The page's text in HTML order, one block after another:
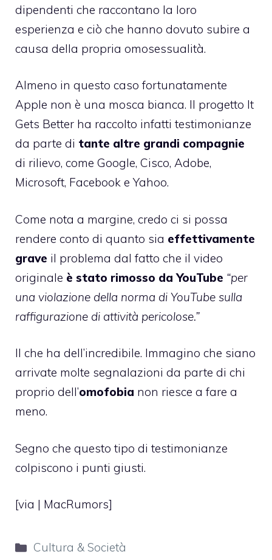
dipendenti che raccontano la loro
esperienza e ciò che hanno dovuto subire a
causa della propria omosessualità.
Almeno in questo caso fortunatamente
Apple non è una mosca bianca. Il progetto It
Gets Better ha raccolto infatti testimonianze
da parte di tante altre grandi compagnie
di rilievo, come Google, Cisco, Adobe,
Microsoft, Facebook e Yahoo.
Come nota a margine, credo ci si possa
rendere conto di quanto sia effettivamente
grave il problema dal fatto che il video
originale è stato rimosso da YouTube “per
una violazione della norma di YouTube sulla
raffigurazione di attività pericolose.”
Il che ha dell’incredibile. Immagino che siano
arrivate molte segnalazioni da parte di chi
proprio dell’omofobia non riesce a fare a
meno.
Segno che questo tipo di testimonianze
colpiscono i punti giusti.
[via | MacRumors]
Categorie
Cultura & Società